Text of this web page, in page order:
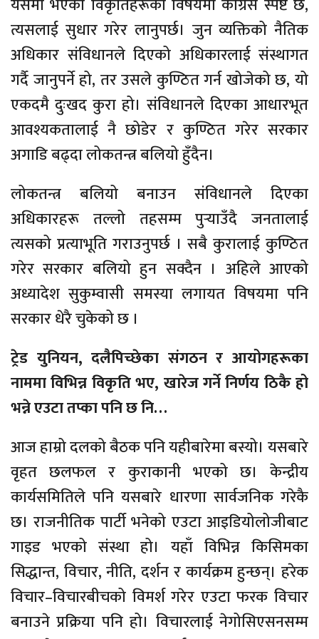
यसमा भएका विकृतिहरूको विषयमा कांग्रेस स्पष्ट छ,
त्यसलाई सुधार गरेर लानुपर्छ। जुन व्यक्तिको नैतिक
अधिकार संविधानले दिएको अधिकारलाई संस्थागत
गर्दै जानुपर्ने हो, तर उसले कुण्ठित गर्न खोजेको छ, यो
एकदमै दुःखद कुरा हो। संविधानले दिएका आधारभूत
आवश्यकतालाई नै छोडेर र कुण्ठित गरेर सरकार
अगाडि बढ्दा लोकतन्त्र बलियो हुँदैन।
लोकतन्त्र बलियो बनाउन संविधानले दिएका
अधिकारहरू तल्लो तहसम्म पुऱ्याउँदै जनतालाई
त्यसको प्रत्याभूति गराउनुपर्छ । सबै कुरालाई कुण्ठित
गरेर सरकार बलियो हुन सक्दैन । अहिले आएको
अध्यादेश सुकुम्वासी समस्या लगायत विषयमा पनि
सरकार धेरै चुकेको छ ।
ट्रेड युनियन, दलैपिच्छेका संगठन र आयोगहरूका
नाममा विभिन्न विकृति भए, खारेज गर्ने निर्णय ठिकै हो
भन्ने एउटा तप्का पनि छ नि…
आज हाम्रो दलको बैठक पनि यहीबारेमा बस्यो। यसबारे
वृहत छलफल र कुराकानी भएको छ। केन्द्रीय
कार्यसमितिले पनि यसबारे धारणा सार्वजनिक गरेकै
छ। राजनीतिक पार्टी भनेको एउटा आइडियोलोजीबाट
गाइड भएको संस्था हो। यहाँ विभिन्न किसिमका
सिद्धान्त, विचार, नीति, दर्शन र कार्यक्रम हुन्छन्। हरेक
विचार–विचारबीचको विमर्श गरेर एउटा फरक विचार
बनाउने प्रक्रिया पनि हो। विचारलाई नेगोसिएसनसम्म